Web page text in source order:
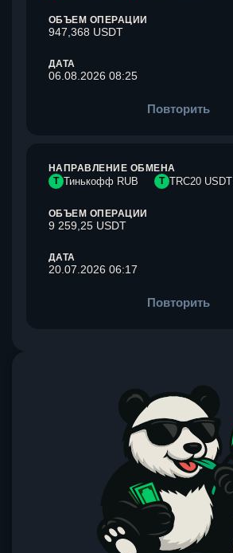
ОБЪЕМ ОПЕРАЦИИ
947,368 USDT
ДАТА
06.08.2026 08:25
Повторить
НАПРАВЛЕНИЕ ОБМЕНА
Т Тинькофф RUB T TRC20 USDT
ОБЪЕМ ОПЕРАЦИИ
9 259,25 USDT
ДАТА
20.07.2026 06:17
Повторить